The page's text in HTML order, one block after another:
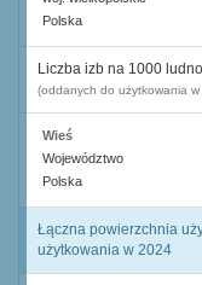
Polska
Liczba izb na 1000
(oddanych do użytkowania
Wieś
Województwo
Polska
Łączna powierzchnia
użytkowania w 2024